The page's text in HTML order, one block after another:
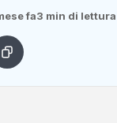
fa3 min di lettura